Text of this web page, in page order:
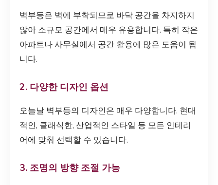
벽부등은 벽에 부착되므로 바닥 공간을 차지하지
않아 소규모 공간에서 매우 유용합니다. 특히 작은
아파트나 사무실에서 공간 활용에 많은 도움이 됩
니다.
2. 다양한 디자인 옵션
오늘날 벽부등의 디자인은 매우 다양합니다. 현대
적인, 클래식한, 산업적인 스타일 등 모든 인테리
어에 맞춰 선택할 수 있습니다.
3. 조명의 방향 조절 가능